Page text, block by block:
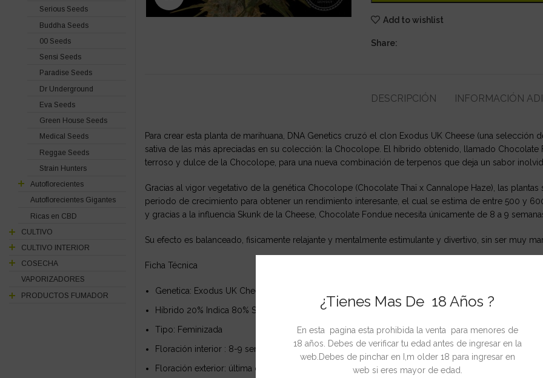
¿Tienes Mas De 18 Años ?
En esta pagina esta prohibida la venta para menores de
18 años. Debes de verificar tu edad antes de ingresar en la
web.Debes de pinchar en I,m older 18 para ingresar en
web si eres mayor de edad.
Add to wishlist
Share:
DESCRIPCIÓN INFORMACIÓN
Para crear esta planta de marihuana, DNA Genetics cruzó el clon Exodus UK Cheese (una
sativa de las más apreciadas en su colección: la Chocolope. El híbrido obtenido, llamado
terroso y dulce de la Chocolope, para una nueva combinación de terpenos que deja un sabor
Gracias al vigor vegetativo de la genética Chocolope (Chocolate Thaï x Cannalope Haze), las
periodo de crecimiento para obtener un rendimiento interesante, el cual se estima de entre 500 y
y gracias a la influencia Skunk de la Cheese, Chocolate Fondue necesita únicamente de 8 a 9
Su efecto es balanceado, fisicamente relajante y mentalmente estimulante y divertivo, sin ser muy
Ficha Técnica
Genetica: Exodus UK Cheese X Chocolope
Híbrido 20% Indica 80% Sativa
Tipo: Feminizada
Floración interior : 8-9 semanas
Floración exterior: última quincena de Octubre
Serious Seeds
Buddha Seeds
00 Seeds
Sensi Seeds
Paradise Seeds
Dr Underground
Eva Seeds
Green House Seeds
Medical Seeds
Reggae Seeds
Strain Hunters
Autoflorecientes
Autoflorecientes Gigantes
Ricas en CBD
CULTIVO
CULTIVO INTERIOR
COSECHA
VAPORIZADORES
PRODUCTOS FUMADOR